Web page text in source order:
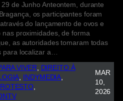
de Junho Anteontem, durante
os participantes foram
do lançamento de ovos e
proximidades, de forma
as autoridades tomaram todas
para localizar a…
VIVER, DIREITO À
, INDYMEDIA
MAR
10,
2026